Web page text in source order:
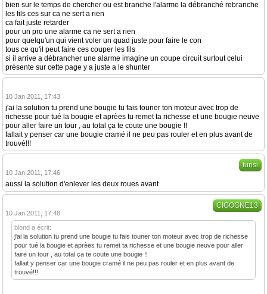
bien sur le temps de chercher ou est branche l'alarme la débranché rebranche
les fils ces sur ca ne sert a rien
ca fait juste retarder
pour un pro une alarme ca ne sert a rien
pour quelqu'un qui vient voler un quad juste pour faire le con
tous ce qu'il peut faire ces couper les fils
si il arrive a débrancher une alarme imagine un coupe circuit surtout celui
présente sur cette page y a juste a le shunter
10 Jan 2011, 17:43
j'ai la solution tu prend une bougie tu fais touner ton moteur avec trop de
richesse pour tué la bougie et aprèes tu remet ta richesse et une bougie neuve
pour aller faire un tour , au total ça te coute une bougie !!
fallait y penser car une bougie cramé il ne peu pas rouler et en plus avant de
trouvé!!!
tunsi
10 Jan 2011, 17:46
aussi la solution d'enlever les deux roues avant
CIGOGNE13
10 Jan 2011, 17:48
blond a écrit:
j'ai la solution tu prend une bougie tu fais touner ton moteur avec trop de richesse
pour tué la bougie et aprèes tu remet ta richesse et une bougie neuve pour aller
faire un tour , au total ça te coute une bougie !!
fallait y penser car une bougie cramé il ne peu pas rouler et en plus avant de
trouvé!!!